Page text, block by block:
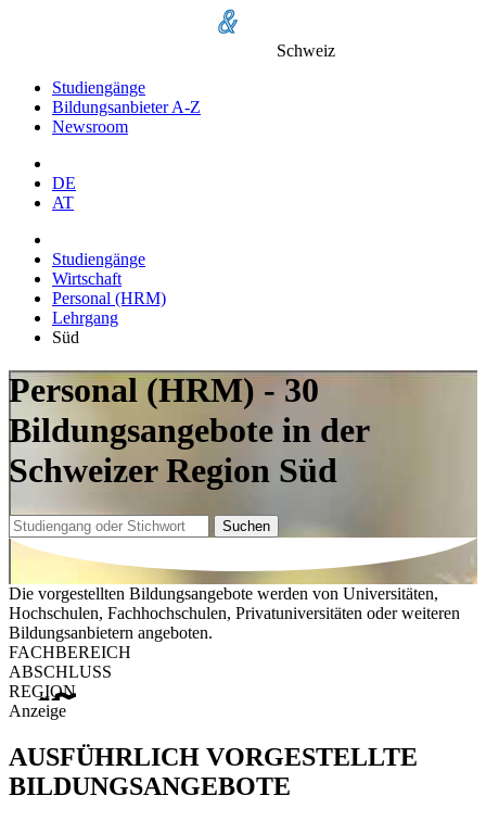
Schweiz
Studiengänge
Bildungsanbieter A-Z
Newsroom
DE
AT
Studiengänge
Wirtschaft
Personal (HRM)
Lehrgang
Süd
Personal (HRM) - 30
Bildungsangebote in der
Schweizer Region Süd
Suchen
Die vorgestellten Bildungsangebote werden von Universitäten,
Hochschulen, Fachhochschulen, Privatuniversitäten oder weiteren
Bildungsanbietern angeboten.
FACHBEREICH
ABSCHLUSS
REGION
Anzeige
AUSFÜHRLICH VORGESTELLTE
BILDUNGSANGEBOTE